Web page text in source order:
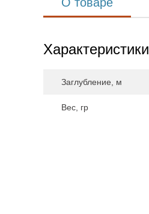
Характеристики
Заглубление, м
Вес, гр